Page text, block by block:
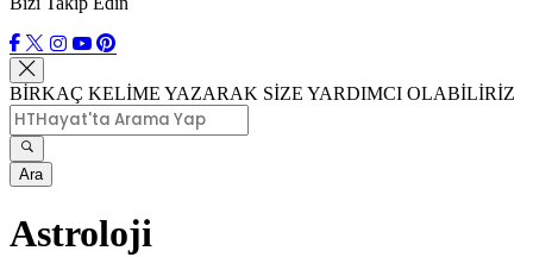
BİRKAÇ KELİME YAZARAK SİZE YARDIMCI OLABİLİRİZ
Ara
Astroloji